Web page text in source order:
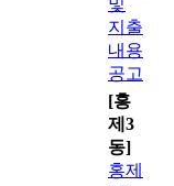
지출
내용
공고
[홍
제3
동]
홍제